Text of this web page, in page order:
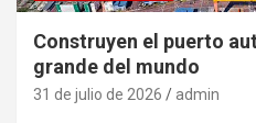
Construyen el puerto
grande del mundo
31 de julio de 2026 admin